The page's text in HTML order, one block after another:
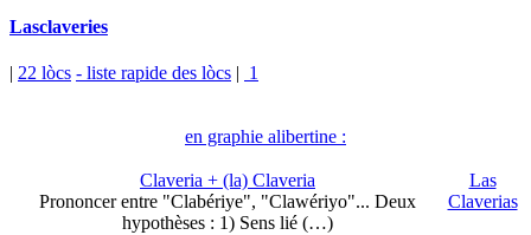
Lasclaveries
| 22 lòcs - liste rapide des lòcs | 1
en graphie alibertine :
Claveria + (la) Claveria
Prononcer entre "Clabériye", "Clawériyo"... Deux
hypothèses : 1) Sens lié (…)
Las
Claverias